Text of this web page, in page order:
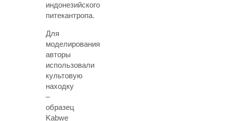
индонезийского
питекантропа.
Для
моделирования
авторы
использовали
культовую
находку
–
образец
Kabwe